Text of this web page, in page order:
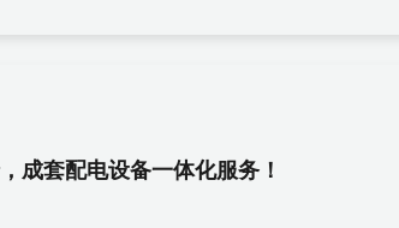
成套配电设备一体化服务！